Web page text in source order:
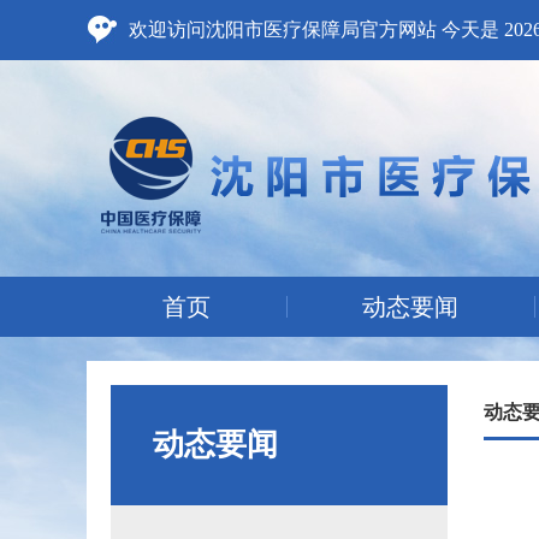
欢迎访问沈阳市医疗保障局官方网站 今天是
首页 动态要闻
动态要闻
动态